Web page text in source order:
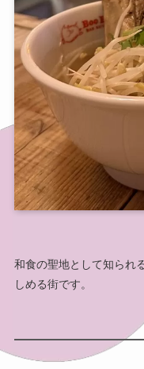
和食の聖地として知られ
しめる街です。